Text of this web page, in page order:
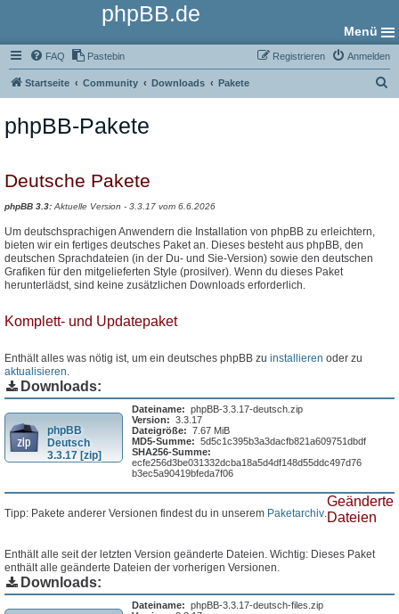
phpBB.de
Menü
FAQ Pastebin Anmelden
Registrieren
Startseite Community Downloads Pakete
phpBB-Pakete
Deutsche Pakete
phpBB 3.3: Aktuelle Version - 3.3.17 vom 6.6.2026
Um deutschsprachigen Anwendern die Installation von phpBB zu erleichtern,
bieten wir ein fertiges deutsches Paket an. Dieses besteht aus phpBB, den
deutschen Sprachdateien (in der Du- und Sie-Version) sowie den deutschen
Grafiken für den mitgelieferten Style (prosilver). Wenn du dieses Paket
herunterlädst, sind keine zusätzlichen Downloads erforderlich.
Komplett- und Updatepaket
Enthält alles was nötig ist, um ein deutsches phpBB zu installieren oder zu
aktualisieren.
Downloads:
phpBB
Deutsch
3.3.17 [zip]
Dateiname: phpBB-3.3.17-deutsch.zip
Version: 3.3.17
Dateigröße: 7.67 MiB
MD5-Summe: 5d5c1c395b3a3dacfb821a609751dbdf
SHA256-Summe:
ecfe256d3be031332dcba18a5d4df148d55ddc497d76
b3ec5a90419bfeda7f06
Tipp: Pakete anderer Versionen findest du in unserem Paketarchiv.
Geänderte
Dateien
Enthält alle seit der letzten Version geänderte Dateien. Wichtig: Dieses Paket
enthält alle geänderte Dateien der vorherigen Versionen.
Downloads:
Dateiname: phpBB-3.3.17-deutsch-files.zip